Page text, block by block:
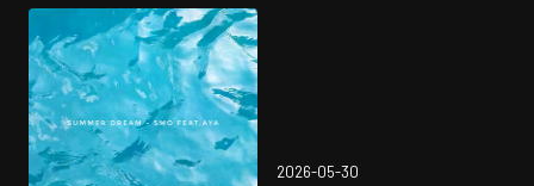
2026-05-30